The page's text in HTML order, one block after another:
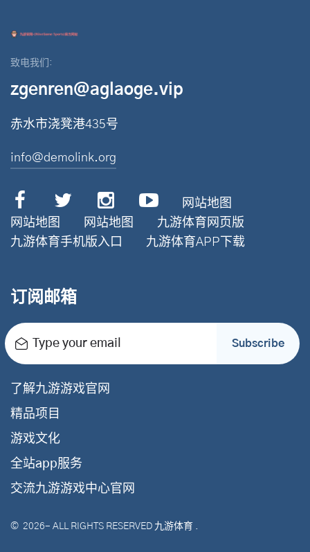
致电我们:
zgenren@aglaoge.vip
赤水市浇凳港435号
info@demolink.org
网站地图
网站地图
网站地图
九游体育网页版
九游体育手机版入口
九游体育APP下载
订阅邮箱
Type your email Subscribe
了解九游游戏官网
精品项目
游戏文化
全站app服务
交流九游游戏中心官网
© 2026- ALL RIGHTS RESERVED 九游体育